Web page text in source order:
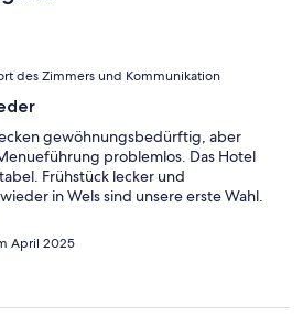
des Zimmers und Kommunikation
gewöhnungsbedürftig, aber
problemlos. Das Hotel
Frühstück lecker und
in Wels sind unsere erste Wahl.
April 2025